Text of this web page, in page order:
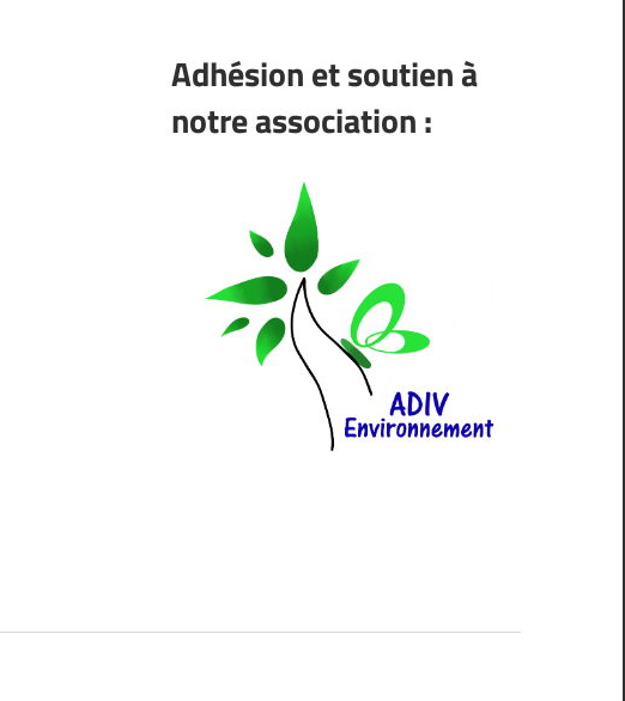
Adhésion et soutien à
notre association :